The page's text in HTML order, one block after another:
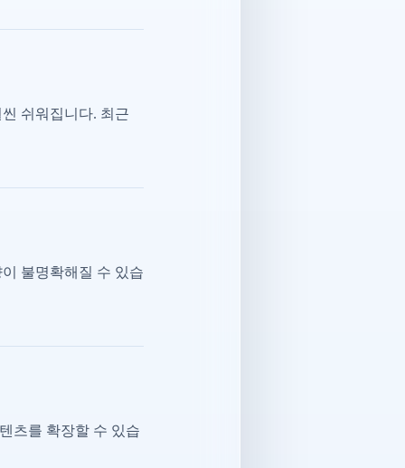
쉬워집니다. 최근
불명확해질 수 있습
츠를 확장할 수 있습